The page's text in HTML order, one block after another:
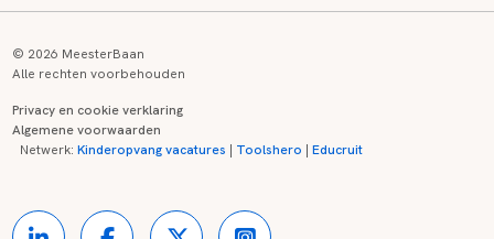
Kinderopvang
Zij-instroom informatie
Registreren
Onderwijs links
© 2026 MeesterBaan
Alle rechten voorbehouden
Privacy en cookie verklaring
Algemene voorwaarden
Netwerk:Kinderopvang vacatures | Toolshero |Educruit